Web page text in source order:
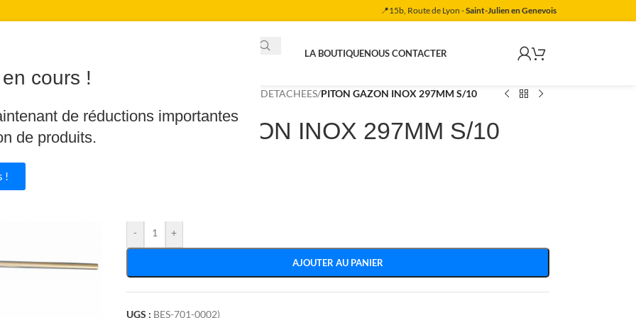
cours !
de réductions importantes
de produits.
!
📍15b, Route de Lyon -Saint-Julien en Genevois
LA BOUTIQUENOUS CONTACTER
PIECES DETACHEES/PITON GAZON INOX 297MM S/10
PITON GAZON INOX 297MM S/10
- +
AJOUTER AU PANIER
UGS : BES-701-0002)